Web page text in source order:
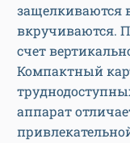
защелкиваются
вкручиваются.
счет
Компактный
аппарат